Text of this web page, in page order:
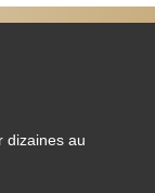
dizaines au